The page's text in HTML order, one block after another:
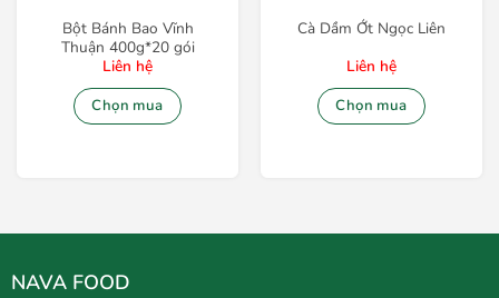
Bột Bánh Bao Vĩnh
Thuận 400g*20 gói
Liên hệ
Chọn mua
Cà Dầm Ớt Ngọc Liên
Liên hệ
Chọn mua
NAVA FOOD